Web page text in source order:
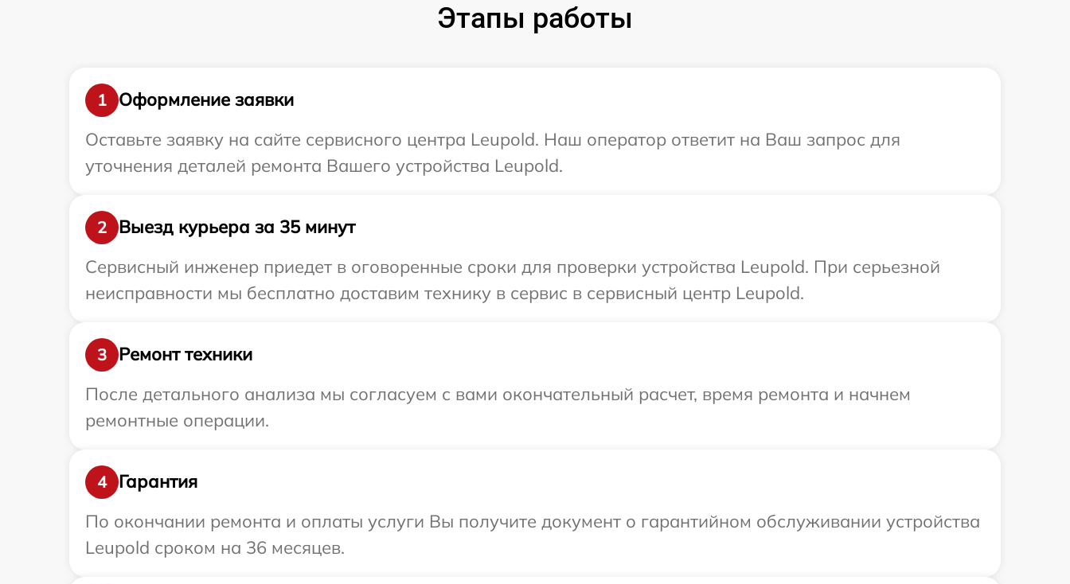
Этапы работы
1
Оформление заявки
Оставьте заявку на сайте сервисного центра Leupold. Наш оператор ответит на Ваш запрос для
уточнения деталей ремонта Вашего устройства Leupold.
2
Выезд курьера за 35 минут
Сервисный инженер приедет в оговоренные сроки для проверки устройства Leupold. При серьезной
неисправности мы бесплатно доставим технику в сервис в сервисный центр Leupold.
3
Ремонт техники
После детального анализа мы согласуем с вами окончательный расчет, время ремонта и начнем
ремонтные операции.
4
Гарантия
По окончании ремонта и оплаты услуги Вы получите документ о гарантийном обслуживании устройства
Leupold сроком на 36 месяцев.